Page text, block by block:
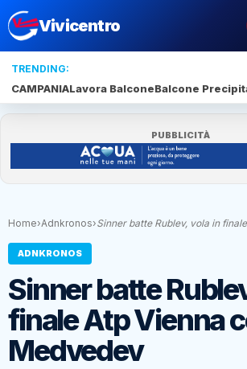
Vivicentro
TRENDING:
CAMPANIALavora BalconeBalcone
PUBBLICITÀ
Home›Adnkronos›Sinner batte Rublev, vola in
ADNKRONOS
Sinner batte
finale Atp Vienna
Medvedev